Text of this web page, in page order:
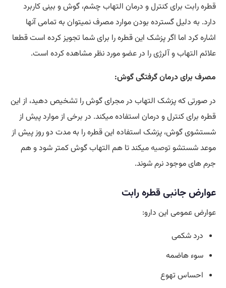
قطره رابت برای کنترل و درمان التهاب چشم، گوش و بینی کاربرد
دارد. به دلیل گسترده بودن موارد مصرف نمیتوان به تمامی آنها
اشاره کرد اما اگر پزشک این قطره را برای شما تجویز کرده است قطعا
علائم التهاب و آلرژی را در عضو مورد نظر مشاهده کرده است.
مصرف برای درمان گرفتگی گوش:
در صورتی که پزشک التهاب در مجرای گوش را تشخیص دهید، از این
قطره برای کنترل و درمان استفاده میکند. در برخی از موارد پیش از
شستشوی گوش، پزشک استفاده این قطره را به مدت دو روز پیش از
موعد شستشو توصیهمیکند تا هم التهاب گوش کمتر شود و هم
جرم های موجود نرم شوند.
عوارض جانبی قطره رابت
عوارض عمومی این دارو:
درد شکمی
سوء هاضمه
احساس تهوع